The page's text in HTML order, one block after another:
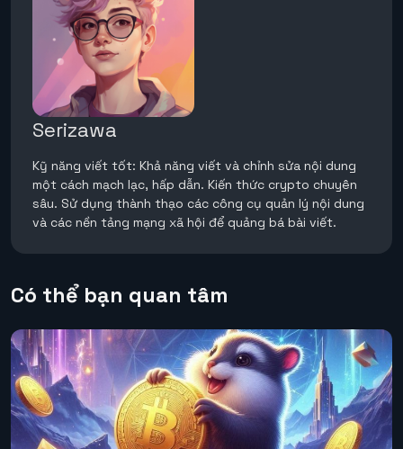
Serizawa
Kỹ năng viết tốt: Khả năng viết và chỉnh sửa nội dung
một cách mạch lạc, hấp dẫn. Kiến thức crypto chuyên
sâu. Sử dụng thành thạo các công cụ quản lý nội dung
và các nền tảng mạng xã hội để quảng bá bài viết.
Có thể bạn quan tâm